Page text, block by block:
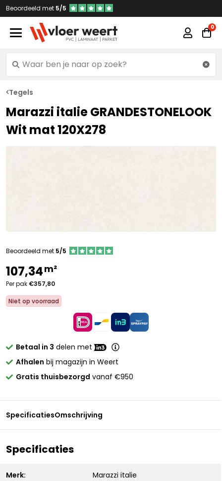
Beoordeeld met 5/5
Tegels
Marazzi italie GRANDESTONELOOK
Wit mat 120X278
Beoordeeld met 5/5
107,34m²
Per pak €357,80
Niet op voorraad
Betaal in 3 delen met
Afhalen bij magazijn in Weert
Gratis thuisbezorgd vanaf €950
SpecificatiesOmschrijving
Specificaties
Merk: Marazzi italie